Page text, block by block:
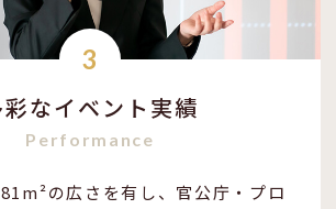
3
彩なイベント実績
Performance
の広さを有し、官公庁・プロ